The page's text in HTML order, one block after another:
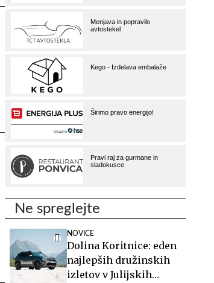
Ne spreglejte
NOVICE
Dolina Koritnice: eden
najlepših družinskih
izletov v Julijskih